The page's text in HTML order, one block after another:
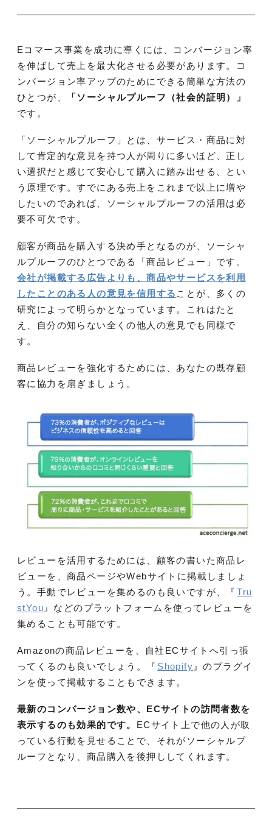
Eコマース事業を成功に導くには、コンバージョン率
を伸ばして売上を最大化させる必要があります。コ
ンバージョン率アップのためにできる簡単な方法の
ひとつが、
「ソーシャルプルーフ（社会的証明）」
です。
「ソーシャルプルーフ」とは、サービス・商品に対
して肯定的な意見を持つ人が周りに多いほど、正し
い選択だと感じて安心して購入に踏み出せる、とい
う原理です。すでにある売上をこれまで以上に増や
したいのであれば、ソーシャルプルーフの活用は必
要不可欠です。
顧客が商品を購入する決め手となるのが、ソーシャ
ルプルーフのひとつである「商品レビュー」です。
会社が掲載する広告よりも、商品やサービスを利用
したことのある人の意見を信用する ことが、多くの
研究によって明らかとなっています。これはたと
え、自分の知らない全くの他人の意見でも同様で
す。
商品レビューを強化するためには、あなたの既存顧
客に協力を扇ぎましょう。
レビューを活用するためには、顧客の書いた商品レ
ビューを、商品ページやWebサイトに掲載しましょ
う。手動でレビューを集めるのも良いですが、『 Tru
stYou 』 などのプラットフォームを使ってレビューを
集めることも可能です。
Amazonの商品レビューを、自社ECサイトへ引っ張
ってくるのも良いでしょう。『 Shopify 』のプラグイ
ンを使って掲載することもできます。
最新のコンバージョン数や、ECサイトの訪問者数を
表示するのも効果的です。 ECサイト上で他の人が取
っている行動を見せることで、それがソーシャルプ
ルーフとなり、商品購入を後押ししてくれます。